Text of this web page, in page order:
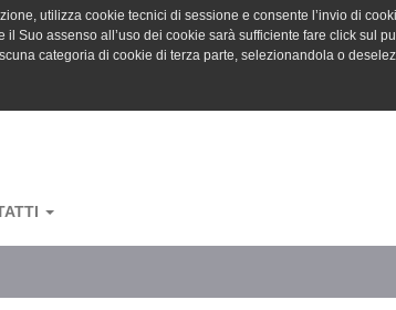
utilizza cookie tecnici di sessione e consente l’invio di
Suo assenso all’uso dei cookie sarà sufficiente fare click sul
categoria di cookie di terza parte, selezionandola o